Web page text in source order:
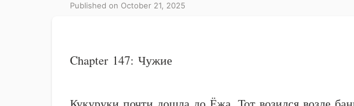
Published on October 21, 2025
Chapter 147: Чужие